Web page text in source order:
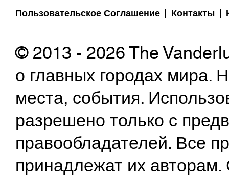
Пользовательское Соглашение Контакты
© 2013 - 2026 The
о главных городах
места, события.
разрешено только с
правообладателей. Все
принадлежат их